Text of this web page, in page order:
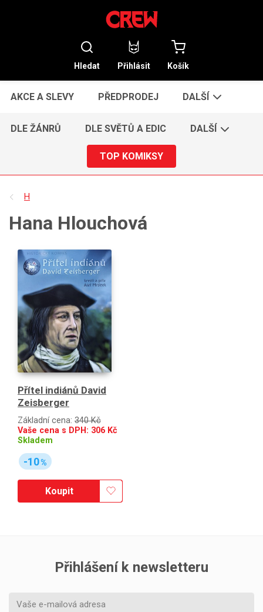
Hledat Přihlásit Košík
AKCE A SLEVY PŘEDPRODEJ DALŠÍ
DLE ŽÁNRŮ DLE SVĚTŮ A EDIC DALŠÍ
TOP KOMIKSY
H
Hana Hlouchová
Přítel indiánů David
Zeisberger
Základní cena: 340 Kč
Vaše cena s DPH: 306 Kč
Skladem
-10%
Koupit
Přihlášení k newsletteru